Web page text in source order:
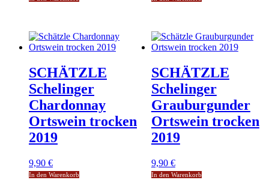
SCHÄTZLE
Schelinger
Chardonnay
Ortswein trocken
2019
9,90 €
In den Warenkorb
SCHÄTZLE
Schelinger
Grauburgunder
Ortswein trocken
2019
9,90 €
In den Warenkorb